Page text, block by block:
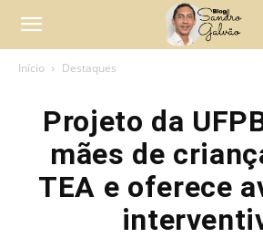
Início Destaques
Projeto da
mães de
TEA e oferece